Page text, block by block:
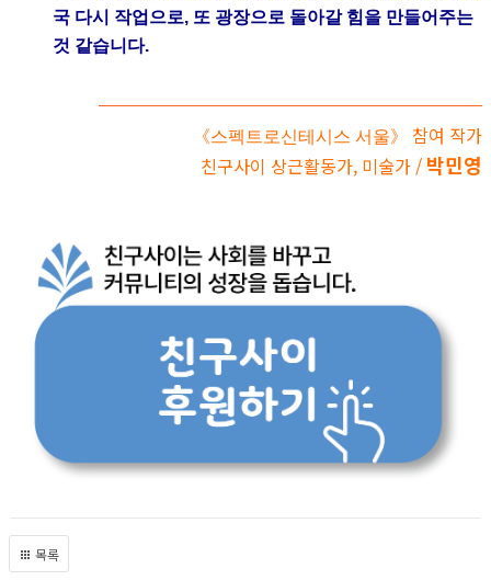
국 다시 작업으로, 또 광장으로 돌아갈 힘을 만들어주는
것 같습니다.
《스펙트로신테시스 서울》 참여 작가
친구사이 상근활동가, 미술가 / 박민영
목록